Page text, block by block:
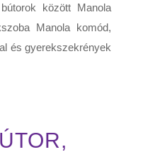
között Manola
Manola komód,
és gyerekszekrények